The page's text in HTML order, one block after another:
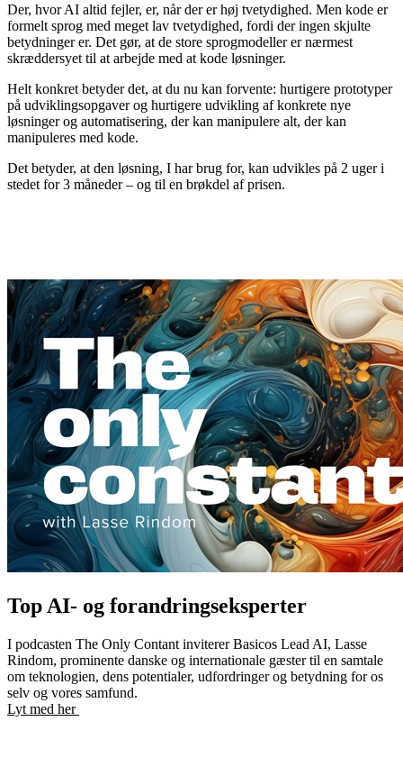
Der, hvor AI altid fejler, er, når der er høj tvetydighed. Men kode er
formelt sprog med meget lav tvetydighed, fordi der ingen skjulte
betydninger er. Det gør, at de store sprogmodeller er nærmest
skræddersyet til at arbejde med at kode løsninger.
Helt konkret betyder det, at du nu kan forvente: hurtigere prototyper
på udviklingsopgaver og hurtigere udvikling af konkrete nye
løsninger og automatisering, der kan manipulere alt, der kan
manipuleres med kode.
Det betyder, at den løsning, I har brug for, kan udvikles på 2 uger i
stedet for 3 måneder – og til en brøkdel af prisen.
Top AI- og forandringseksperter
I podcasten The Only Contant inviterer Basicos Lead AI, Lasse
Rindom, prominente danske og internationale gæster til en samtale
om teknologien, dens potentialer, udfordringer og betydning for os
selv og vores samfund.
Lyt med her